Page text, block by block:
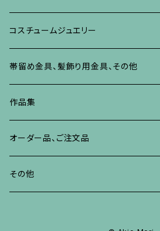
イヤリング、ピアス
ブローチ
イヤリング・ピアス
その他の蒔絵のアクセサリー
リング
ブレスレット、バングル、その他
ネックレス、ペンダント
リング
ブレスレット、バングル、その他
イヤリング、ピアス
ネックレス、ペンダント
ブレスレット、その他
リング
ブローチ
イヤリング、ピアス
ネックレス、ペンダント
リング
ブレスレット、バングル
コスチュームジュエリー
ブローチ
イヤリング、ピアス
ネックレス、ペンダント
リング
帯留め金具、髪飾り用金具、その他
作品集
オーダー品、ご注文品
その他